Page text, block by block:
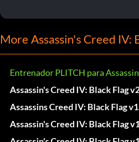
More Assassin's Creed IV:
Entrenador PLITCH para
Assassin's Creed IV: Black Flag
Assassins Creed IV: Black Flag
Assassin's Creed IV: Black Flag